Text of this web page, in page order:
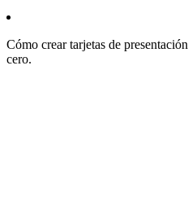
Cómo crear tarjetas de
cero.